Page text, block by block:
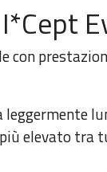
con
leggermente
elevato tra